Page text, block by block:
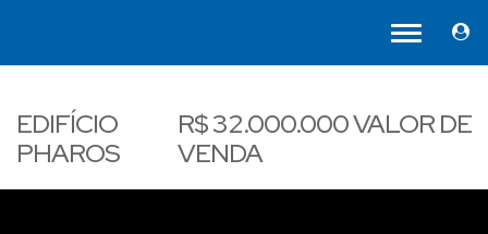
EDIFÍCIO
PHAROS
R$32.000.000VALOR DE
VENDA